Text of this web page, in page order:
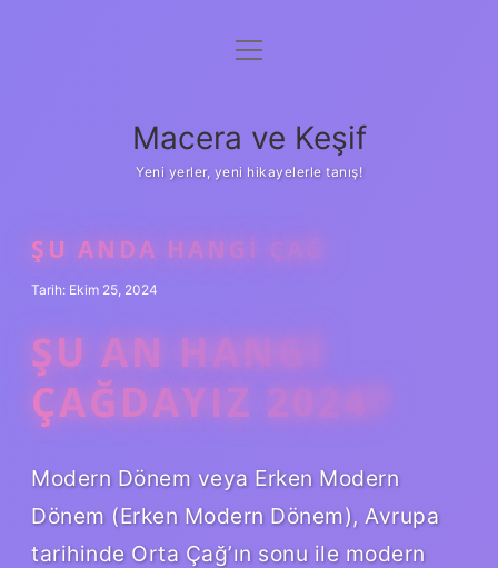
Anasayfa
Yasal Uyarı
menüyü
Macera ve Keşif
Yeni yerler, yeni hikayelerle tanış!
ŞU ANDA HANGI ÇAĞ
Tarih: Ekim 25, 2024
ŞU AN HANGI
ÇAĞDAYIZ 2024?
Modern Dönem veya Erken Modern
Dönem (Erken Modern Dönem), Avrupa
tarihinde Orta Çağ’ın sonu ile modern